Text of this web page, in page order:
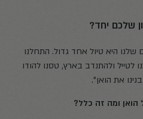
שלכם יחד?
היא טיול אחד גדול. התחלנו
ולהתנדב בארץ, טסנו להודו
את הואן".
ומה זה כלל?